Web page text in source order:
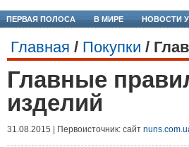
ПЕРВАЯ ПОЛОСА В МИРЕ НОВОСТИ
Главная / Покупки /
Главные
изделий
31.08.2015 | Первоисточник: сайт